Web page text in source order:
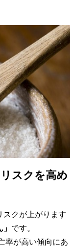
スクを高め
スクが上がります
です。
率が高い傾向にあ